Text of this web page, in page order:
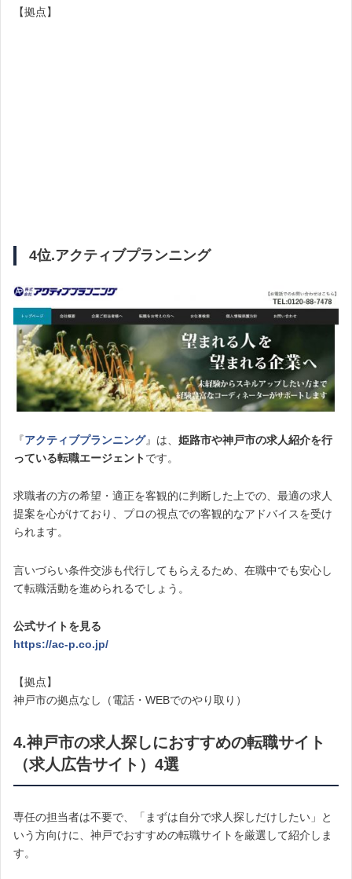
【拠点】
4位.アクティブプランニング
『アクティブプランニング』は、 姫路市や神戸市の求人紹介を行
っている転職エージェントです。
求職者の方の希望・適正を客観的に判断した上での、最適の求人
提案を心がけており、プロの視点での客観的なアドバイスを受け
られます。
言いづらい条件交渉も代行してもらえるため、在職中でも安心し
て転職活動を進められるでしょう。
公式サイトを見る
https://ac-p.co.jp/
【拠点】
神戸市の拠点なし（電話・WEBでのやり取り）
4.神戸市の求人探しにおすすめの転職サイト
（求人広告サイト）4選
専任の担当者は不要で、「まずは自分で求人探しだけしたい」と
いう方向けに、神戸でおすすめの転職サイトを厳選して紹介しま
す。